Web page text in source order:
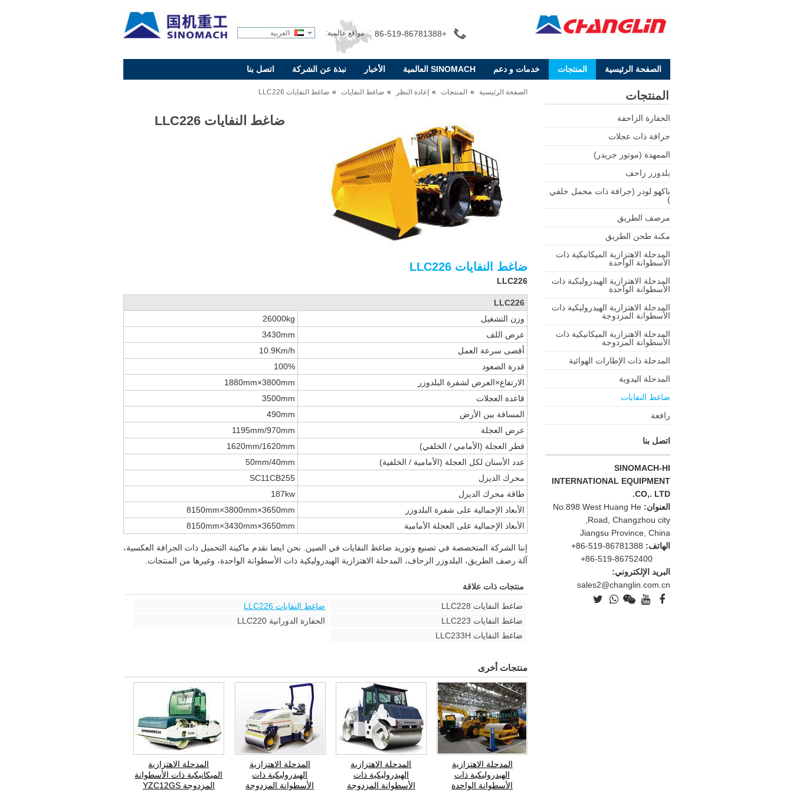
+86-519-86781388 مواقع عالمية: العربية
الصفحة الرئيسية المنتجات خدمات و دعم SINOMACH العالمية الأخبار نبذة عن الشركة اتصل بنا
الصفحة الرئيسية المنتجات إعادة النظر ضاغط النفايات ضاغط النفايات LLC226
ضاغط النفايات LLC226
ضاغط النفايات LLC226
LLC226
LLC226
وزن التشغيل
26000kg
عرض اللف
3430mm
أقصى سرعة العمل
10.9Km/h
قدرة الصعود
100%
الارتفاع×العرض لشفرة البلدوزر
1880mm×3800mm
قاعدة العجلات
3500mm
المسافة بين الأرض
490mm
عرض العجلة
1195mm/970mm
قطر العجلة (الأمامي / الخلفي)
1620mm/1620mm
عدد الأسنان لكل العجلة (الأمامية / الخلفية)
50mm/40mm
محرك الديزل
SC11CB255
طاقة محرك الديزل
187kw
الأبعاد الإجمالية على شفرة البلدوزر
8150mm×3800mm×3650mm
الأبعاد الإجمالية على العجلة الأمامية
8150mm×3430mm×3650mm
إننا الشركة المتخصصة في تصنيع وتوريد ضاغط النفايات في الصين. نحن ايضا نقدم ماكينة التحميل ذات الجرافة العكسية،
آلة رصف الطريق، البلدوزر الزحاف، المدحلة الاهتزازية الهيدروليكية ذات الأسطوانة الواحدة، وغيرها من المنتجات.
منتجات ذات علاقة
ضاغط النفايات LLC228
ضاغط النفايات LLC226
ضاغط النفايات LLC223
الحفارة الدورانية LLC220
ضاغط النفايات LLC233H
منتجات أخرى
المدحلة الاهتزازية
الهيدروليكية ذات
الأسطوانة الواحدة
المدحلة الاهتزازية
الهيدروليكية ذات
الأسطوانة المزدوجة
المدحلة الاهتزازية
الهيدروليكية ذات
الأسطوانة المزدوجة
المدحلة الاهتزازية
الميكانيكية ذات الأسطوانة
المزدوجة YZC12GS
المنتجات
الحفارة الزاحفة
جرافة ذات عجلات
الممهدة (موتور جريدر)
بلدوزر زاحف
باكهو لودر (جرافة ذات محمل خلفي
)
مرصف الطريق
مكنة طحن الطريق
المدحلة الاهتزازية الميكانيكية ذات
الأسطوانة الواحدة
المدحلة الاهتزازية الهيدروليكية ذات
الأسطوانة الواحدة
المدحلة الاهتزازية الهيدروليكية ذات
الأسطوانة المزدوجة
المدحلة الاهتزازية الميكانيكية ذات
الأسطوانة المزدوجة
المدحلة ذات الإطارات الهوائية
المدحلة اليدوية
ضاغط النفايات
رافعة
اتصل بنا
SINOMACH-HI
INTERNATIONAL EQUIPMENT
CO,. LTD.
العنوان:No.898 West Huang He
Road, Changzhou city,
Jiangsu Province, China
الهاتف: +86-519-86781388
+86-519-86752400
البريد الإلكتروني:
sales2@changlin.com.cn